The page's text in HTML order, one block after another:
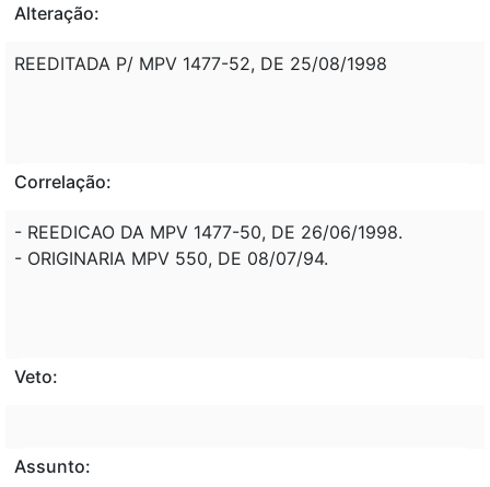
Alteração:
REEDITADA P/ MPV 1477-52, DE 25/08/1998
Correlação:
- REEDICAO DA MPV 1477-50, DE 26/06/1998.
- ORIGINARIA MPV 550, DE 08/07/94.
Veto:
Assunto: